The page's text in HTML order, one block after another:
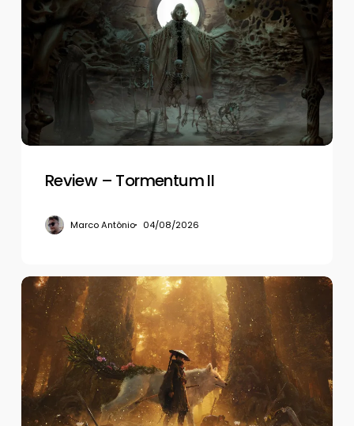
Tormentum
Review – Tormentum II
Marco Antônio 04/08/2026
Review
–
Beast
Reincarnation